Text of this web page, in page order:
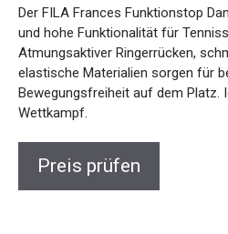
und hohe Funktionalität für
Atmungsaktiver Ringerrücken,
elastische Materialien sorgen für
Bewegungsfreiheit auf dem Platz.
Wettkampf.